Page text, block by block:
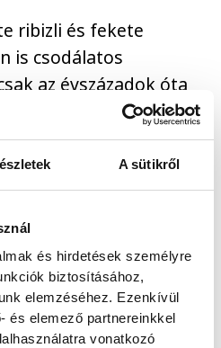
A sütikről
és hirdetések személyre
biztosításához,
elemzéséhez. Ezenkívül
és elemező partnereinkkel
vonatkozó
ribizli és fekete
is csodálatos
az évszázadok óta
tekintetében, de
a tortában
kerül a krémes-
réteggel, míg az
is tökéletesen
a Fodor Sándor
Budapest) által